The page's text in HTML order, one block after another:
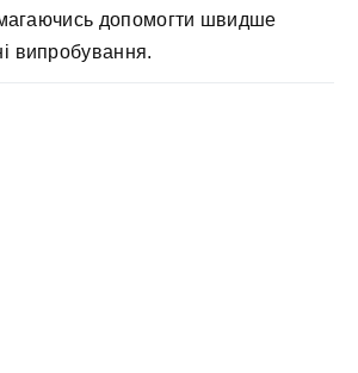
допомогти швидше
випробування.